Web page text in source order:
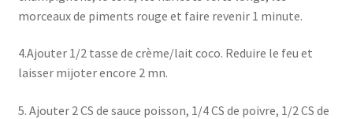
morceaux de piments rouge et faire revenir 1 minute.
4.Ajouter 1/2 tasse de crème/lait coco. Reduire le feu et
laisser mijoter encore 2 mn.
5. Ajouter 2 CS de sauce poisson, 1/4 CS de poivre, 1/2 CS de